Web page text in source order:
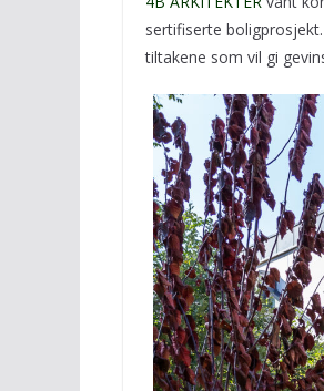
sertifiserte
tiltakene som vil gi